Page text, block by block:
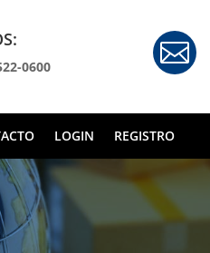
0600 
LOGIN REGISTRO